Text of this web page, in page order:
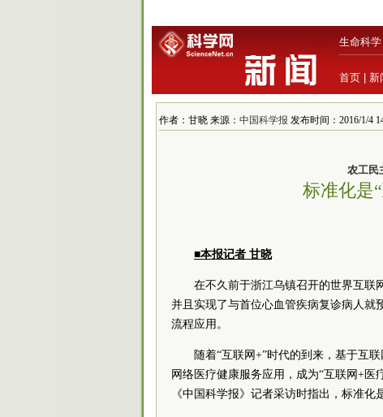
生命科学
首页 新
作者：甘晓 来源： 中国科学报 发布时间：2016/1/4
农工民
标准化是
■本报记者 甘晓
在不久前于浙江乌镇召开的世界互联
并且实现了与首位心血管疾病复诊病人
流程应用。
随着“互联网+”时代的到来，基于互
网络医疗健康服务应用，成为“互联网+
《中国科学报》记者采访时指出，标准化